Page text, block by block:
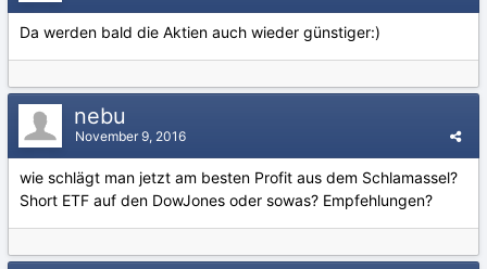
Da werden bald die Aktien auch wieder günstiger:)
nebu
November 9, 2016
wie schlägt man jetzt am besten Profit aus dem Schlamassel?
Short ETF auf den DowJones oder sowas? Empfehlungen?